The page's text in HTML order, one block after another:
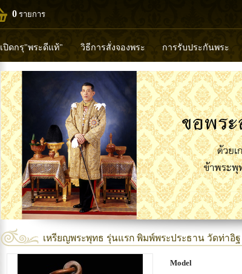
0 รายการ
เปิดกรุ"พระดีแท้" วิธีการสั่งจองพระ การรับประกันพระ
หลวงพ่อทวด หลวงปู่ทิม หลวงพ่อคูณ หลวงพ่อมุ่ย
พระพุทธวิริยากร
เหรียญพระพุทธ รุ่นแรก พิมพ์พระประธาน วัดท่าอิฐ
Model